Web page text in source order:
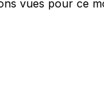
vues pour ce